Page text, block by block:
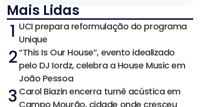
Mais Lidas
1 UCI prepara reformulação do programa
Unique
2“This Is Our House”, evento idealizado
pelo DJ Iordz, celebra a House Music em
João Pessoa
3 Carol Biazin encerra turnê acústica em
Campo Mourão, cidade onde cresceu